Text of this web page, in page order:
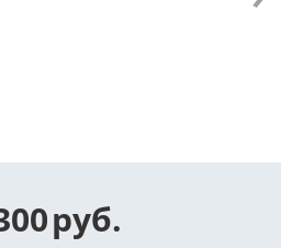
руб.